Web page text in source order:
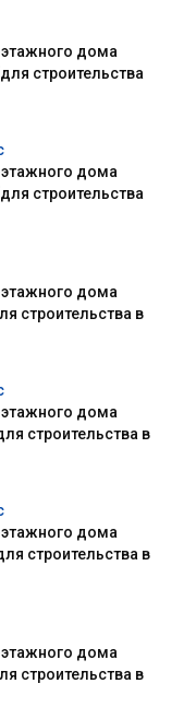
дома
строительства
дома
строительства
дома
строительства в
дома
строительства в
дома
строительства в
дома
строительства в